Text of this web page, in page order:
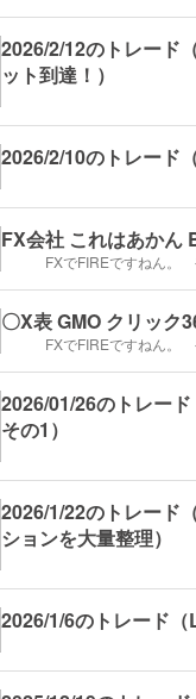
2026/2/12のトレード
ット到達！）
2026/2/10のトレード
FX会社 これはあかん
FXでFIREですねん
〇X表 GMO クリック
FXでFIREですねん
2026/01/26のトレー
その1）
2026/1/22のトレード
ションを大量整理）
2026/1/6のトレード（